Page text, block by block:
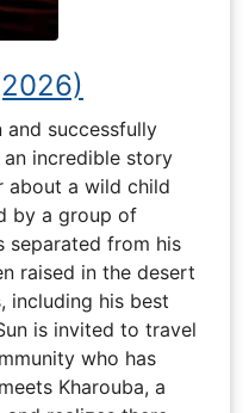
and successfully
incredible story
about a wild child
by a group of
separated from his
raised in the desert
including his best
is invited to travel
who has
Kharouba, a